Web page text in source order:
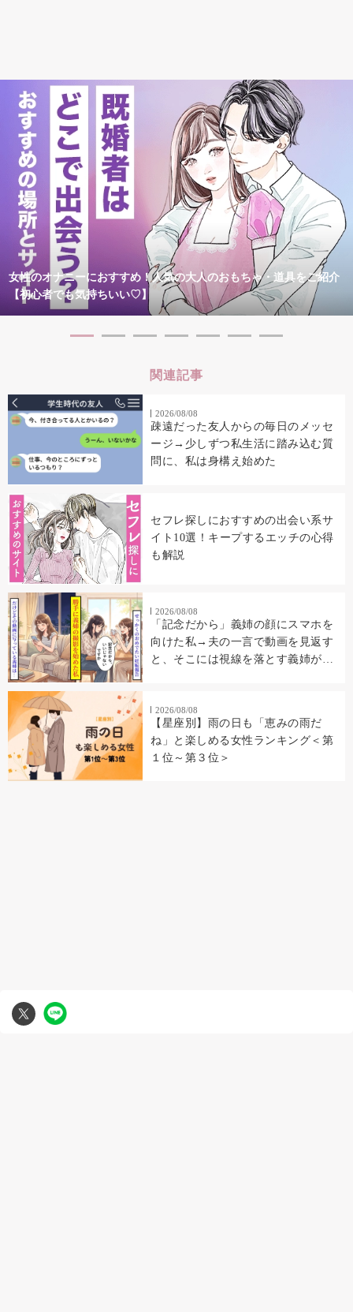
女性のオナニーにおすすめ！人気の大人のおもちゃ・道具をご紹介
【初心者でも気持ちいい♡】
関連記事
2026/08/08
疎遠だった友人からの毎日のメッセ
ージ→少しずつ私生活に踏み込む質
問に、私は身構え始めた
セフレ探しにおすすめの出会い系サ
イト10選！キープするエッチの心得
も解説
2026/08/08
「記念だから」義姉の顔にスマホを
向けた私→夫の一言で動画を見返す
と、そこには視線を落とす義姉が映
2026/08/08
【星座別】雨の日も「恵みの雨だ
ね」と楽しめる女性ランキング＜第
１位～第３位＞